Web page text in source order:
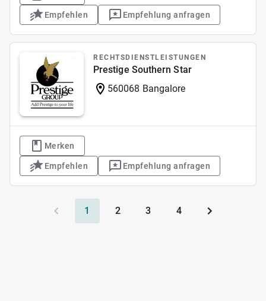
Empfehlen Empfehlung anfragen
RECHTSDIENSTLEISTUNGEN
Prestige Southern Star
560068 Bangalore
Merken
Empfehlen Empfehlung anfragen
1 2 3 4